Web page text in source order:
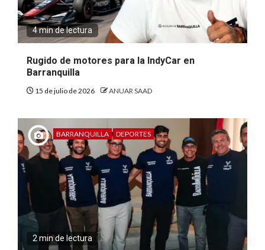
4 min de lectura
Rugido de motores para la IndyCar en
Barranquilla
15 de julio de 2026 ANUAR SAAD
BARRANQUILLA DEPORTES
2 min de lectura